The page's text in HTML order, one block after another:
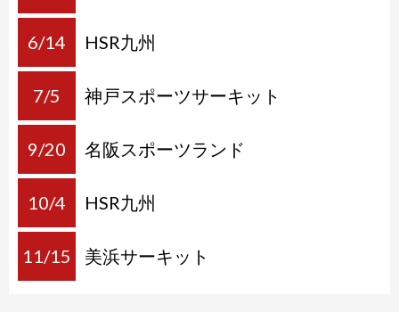
6/14 HSR九州
7/5 神戸スポーツサーキット
9/20 名阪スポーツランド
10/4 HSR九州
11/15 美浜サーキット